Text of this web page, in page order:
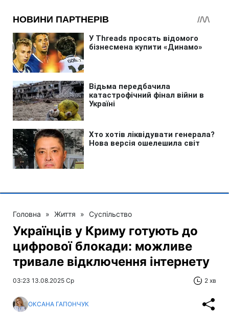
Головна » Життя » Суспільство
Українців у Криму готують до
цифрової блокади: можливе
тривале відключення інтернету
03:23 13.08.2025 Ср 2 хв
ОКСАНА ГАПОНЧУК